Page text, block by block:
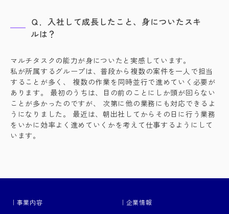
Ｑ．入社して成長したこと、身についたスキ
ルは？
マルチタスクの能力が身についたと実感しています。
私が所属するグループは、普段から複数の案件を一人で担当
することが多く、 複数の作業を同時並行で進めていく必要が
あります。 最初のうちは、目の前のことにしか頭が回らない
ことが多かったのですが、 次第に他の業務にも対応できるよ
うになりました。 最近は、朝出社してからその日に行う業務
をいかに効率よく進めていくかを考えて仕事するようにして
います。
｜事業内容
｜企業情報